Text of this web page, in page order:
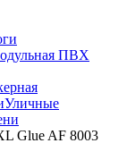
ПВХ
Уличные
Glue AF 8003